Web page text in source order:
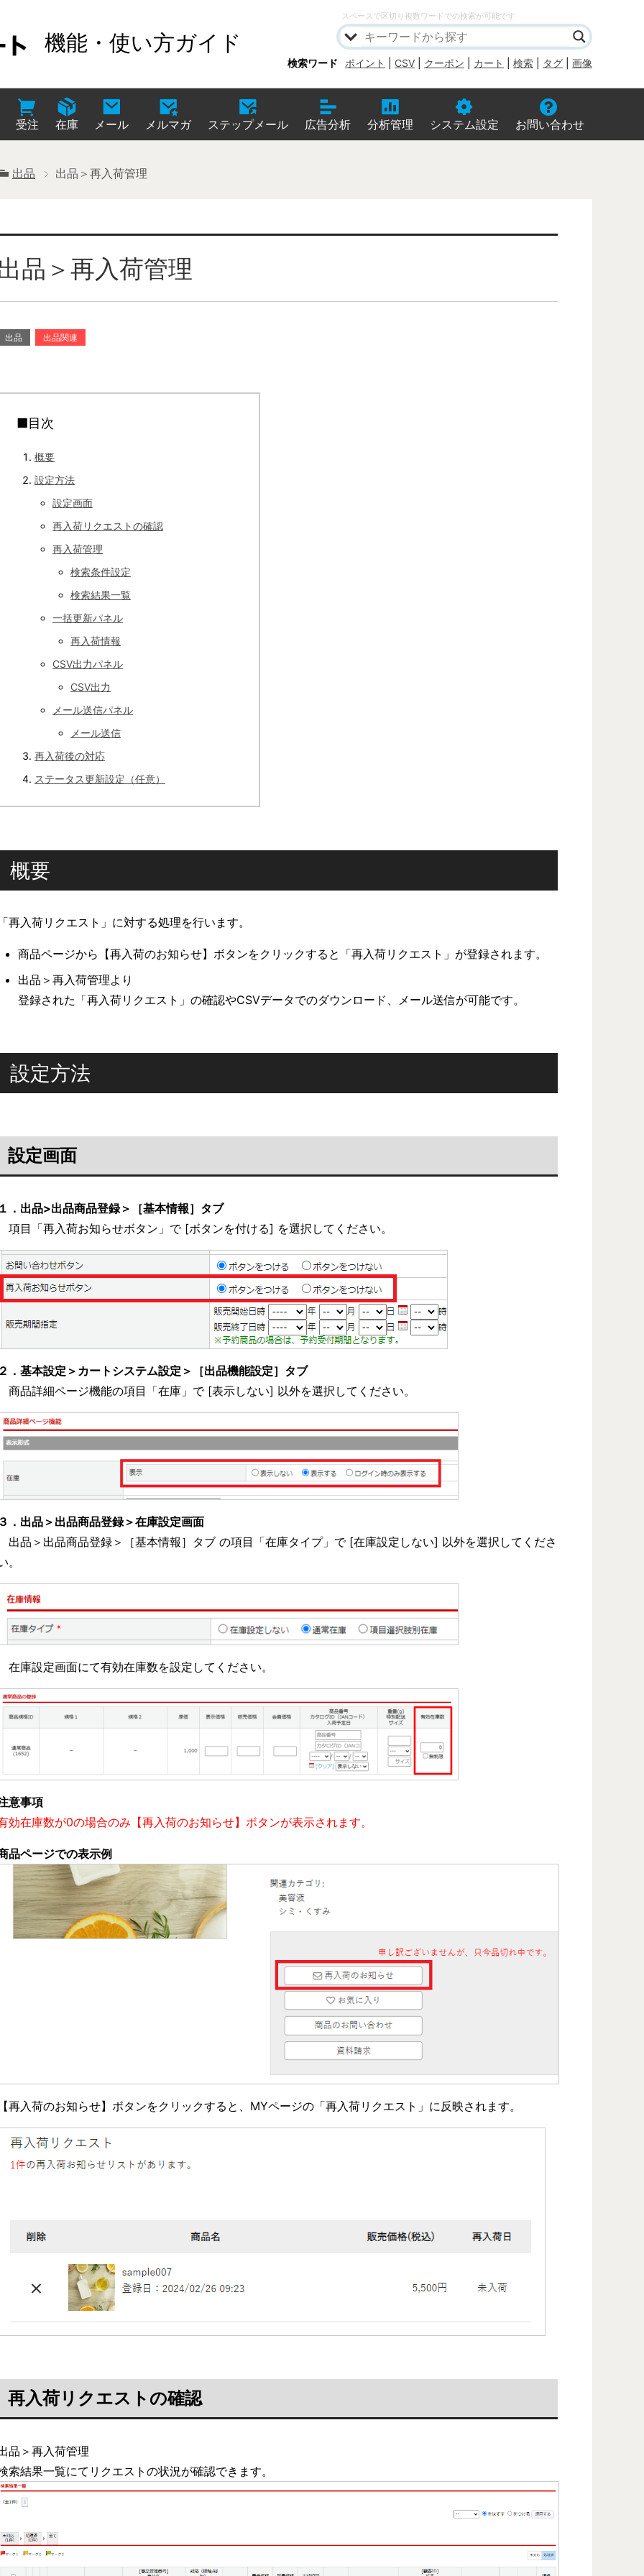
機能・使い方ガイド
スペースで区切り複数ワードでの検索が可能です
検索ワード ポイント CSV クーポン カート 検索 タグ 画像
受注 在庫 メール メルマガ ステップメール 広告分析 分析管理 システム設定 お問い合わせ
出品 出品＞再入荷管理
品＞再入荷管理
出品 出品関連
■目次
概要
設定方法
設定画面
再入荷リクエストの確認
再入荷管理
検索条件設定
検索結果一覧
一括更新パネル
再入荷情報
CSV出力パネル
CSV出力
メール送信パネル
メール送信
再入荷後の対応
ステータス更新設定（任意）
概要
「再入荷リクエスト」に対する処理を行います。
商品ページから【再入荷のお知らせ】ボタンをクリックすると「再入荷リクエスト」が登録されます。
出品＞再入荷管理より
登録された「再入荷リクエスト」の確認やCSVデータでのダウンロード、メール送信が可能です。
設定方法
設定画面
１．出品>出品商品登録＞［基本情報］タブ
項目「再入荷お知らせボタン」で [ボタンを付ける] を選択してください。
２．基本設定＞カートシステム設定＞［出品機能設定］タブ
商品詳細ページ機能の項目「在庫」で [表示しない] 以外を選択してください。
３．出品＞出品商品登録＞在庫設定画面
出品＞出品商品登録＞［基本情報］タブ の項目「在庫タイプ」で [在庫設定しない] 以外を選択してくださ
。
在庫設定画面にて有効在庫数を設定してください。
意事項
効在庫数が0の場合のみ【再入荷のお知らせ】ボタンが表示されます。
品ページでの表示例
【再入荷のお知らせ】ボタンをクリックすると、MYページの「再入荷リクエスト」に反映されます。
再入荷リクエストの確認
品＞再入荷管理
索結果一覧にてリクエストの状況が確認できます。